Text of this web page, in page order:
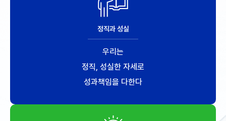
정직과 성실
우리는
정직, 성실한 자세로
성과책임을 다한다